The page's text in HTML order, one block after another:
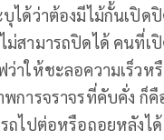
ได้ว่าต้องมีไม้กั้นเปิด
ม่สามารถปิดได้ คนที่เ
ว่าให้ชะลอความเร็วห
พการจราจรที่คับคั่ง ก็
รถไปต่อหรือถอยหลังไ